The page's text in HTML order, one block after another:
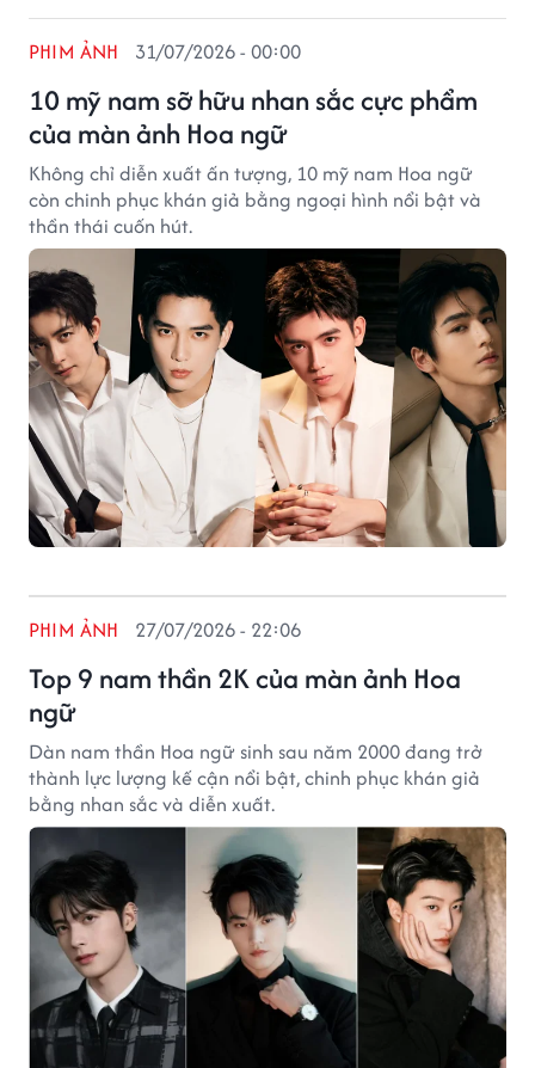
10 mỹ nam sỡ hữu nhan sắc cực phẩm
của màn ảnh Hoa ngữ
PHIM ẢNH 31/07/2026 - 00:00
Không chỉ diễn xuất ấn tượng, 10 mỹ nam Hoa ngữ
còn chinh phục khán giả bằng ngoại hình nổi bật và
thần thái cuốn hút.
Top 9 nam thần 2K của màn ảnh Hoa
ngữ
PHIM ẢNH 27/07/2026 - 22:06
Dàn nam thần Hoa ngữ sinh sau năm 2000 đang trở
thành lực lượng kế cận nổi bật, chinh phục khán giả
bằng nhan sắc và diễn xuất.